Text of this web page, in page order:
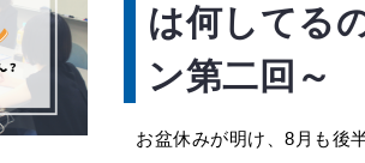
は何してる
ン第二回～
お盆休みが明け、8月も後